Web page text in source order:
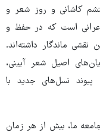
کاشانی و روز شعر و
است که در حفظ و
ماندگار داشته‌اند.
اصیل شعر آیینی،
نسل‌های جدید با
ما، بیش از هر زمان